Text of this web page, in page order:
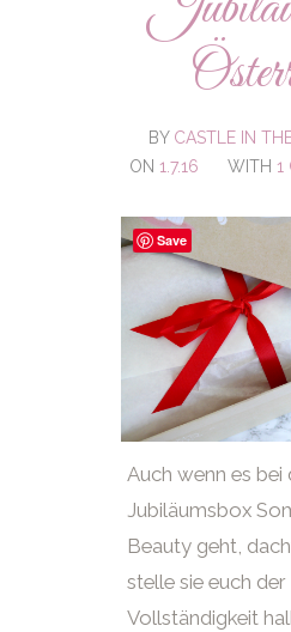
BY CASTLE IN
ON 1.7.16 WITH 1
Auch wenn es bei
Jubiläumsbox
Beauty geht,
stelle sie euch der
Vollständigkeit
Save